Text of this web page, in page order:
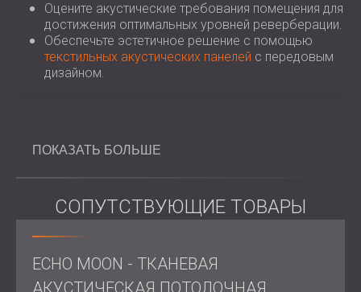
Оцените акустические требования помещения для
достижения оптимальных уровней реверберации.
Обеспечьте эстетичное решение с помощью
текстильных акустических панелей с передовым
дизайном.
Компания DECIBEL предложила потолочные панели
Echo Moon в индивидуальных цветах,
Панели были стратегически размещены для
Круглые формы панелей Echo Moon добавили
элемент современного дизайна, слегка улучшив
ПОКАЗАТЬ БОЛЬШЕ
СОПУТСТВУЮЩИЕ ТОВАРЫ
ECHO MOON - ТКАНЕВАЯ
АКУСТИЧЕСКАЯ ПОТОЛОЧНАЯ